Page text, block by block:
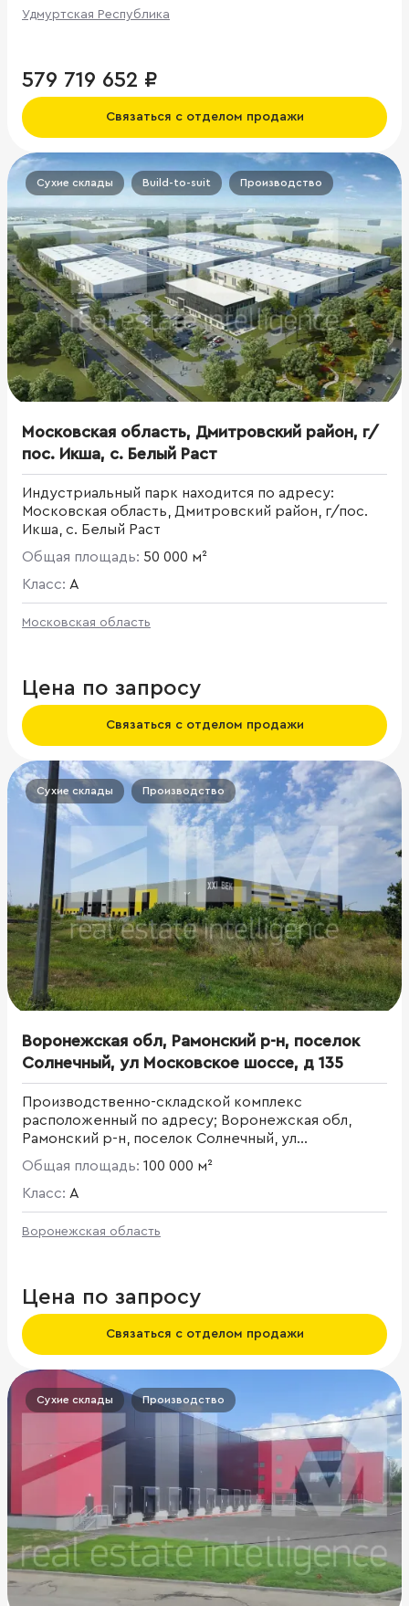
Удмуртская Республика
579 719 652 ₽
Связаться с отделом продажи
Сухие склады Build-to-suit Производство
Московская область, Дмитровский район, г/
пос. Икша, с. Белый Раст
Индустриальный парк находится по адресу:
Московская область, Дмитровский район, г/пос.
Икша, с. Белый Раст
Общая площадь: 50 000 м²
Класс: A
Московская область
Цена по запросу
Связаться с отделом продажи
Сухие склады Производство
Воронежская обл, Рамонский р-н, поселок
Солнечный, ул Московское шоссе, д 135
Производственно-складской комплекс
расположенный по адресу; Воронежская обл,
Рамонский р-н, поселок Солнечный, ул
Московское шоссе, д 135
Общая площадь: 100 000 м²
Класс: A
Воронежская область
Цена по запросу
Связаться с отделом продажи
Сухие склады Производство